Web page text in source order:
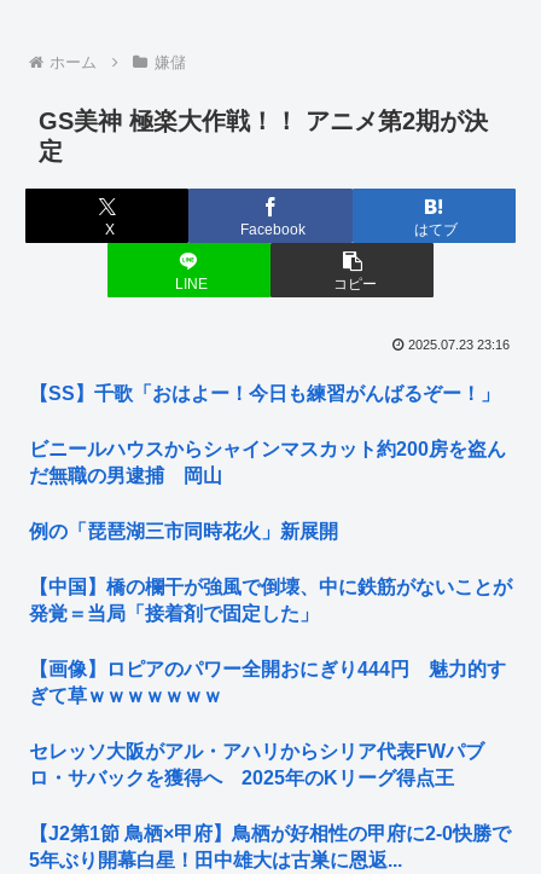
ホーム 嫌儲
GS美神 極楽大作戦！！ アニメ第2期が決
定
X Facebook はてブ
LINE コピー
2025.07.23 23:16
【SS】千歌「おはよー！今日も練習がんばるぞー！」
ビニールハウスからシャインマスカット約200房を盗ん
だ無職の男逮捕 岡山
例の「琵琶湖三市同時花火」新展開
【中国】橋の欄干が強風で倒壊、中に鉄筋がないことが
発覚＝当局「接着剤で固定した」
【画像】ロピアのパワー全開おにぎり444円 魅力的す
ぎて草ｗｗｗｗｗｗｗ
セレッソ大阪がアル・アハリからシリア代表FWパブ
ロ・サバックを獲得へ 2025年のKリーグ得点王
【J2第1節 鳥栖×甲府】鳥栖が好相性の甲府に2-0快勝で
5年ぶり開幕白星！田中雄大は古巣に恩返...